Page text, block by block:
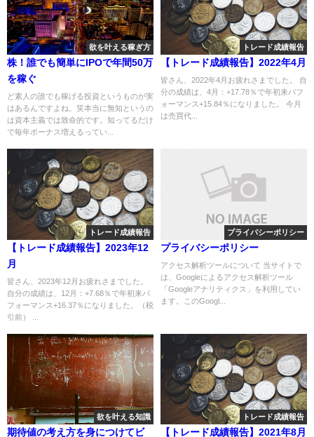
欲を叶える稼ぎ方
株！誰でも簡単にIPOで年間50万
を稼ぐ
ど素人の誰でも稼げる投資というものが実
はあるんですよね。笑本当に無知というの
は資本主義では致命的です。知ってるだけ
で毎年ボーナス増えるってい...
トレード成績報告
【トレード成績報告】2022年4月
皆さん、2022年4月お疲れさまでした。 自
分の成績は、4月：+17.78％で年初来パフ
ォーマンス+15.84％になりました。 今月
は売買代...
トレード成績報告
【トレード成績報告】2023年12
月
皆さん、2023年12月お疲れさまでした。
自分の成績は、12月：+7.68％で年初来パ
フォーマンス+16.37％になりました。（税
引前） ...
プライバシーポリシー
プライバシーポリシー
アクセス解析ツールについて 当サイトで
は、Googleによるアクセス解析ツール
「Googleアナリティクス」を利用してい
ます。このGoogl...
欲を叶える知識
期待値の考え方を身につけてビ
トレード成績報告
【トレード成績報告】2021年8月